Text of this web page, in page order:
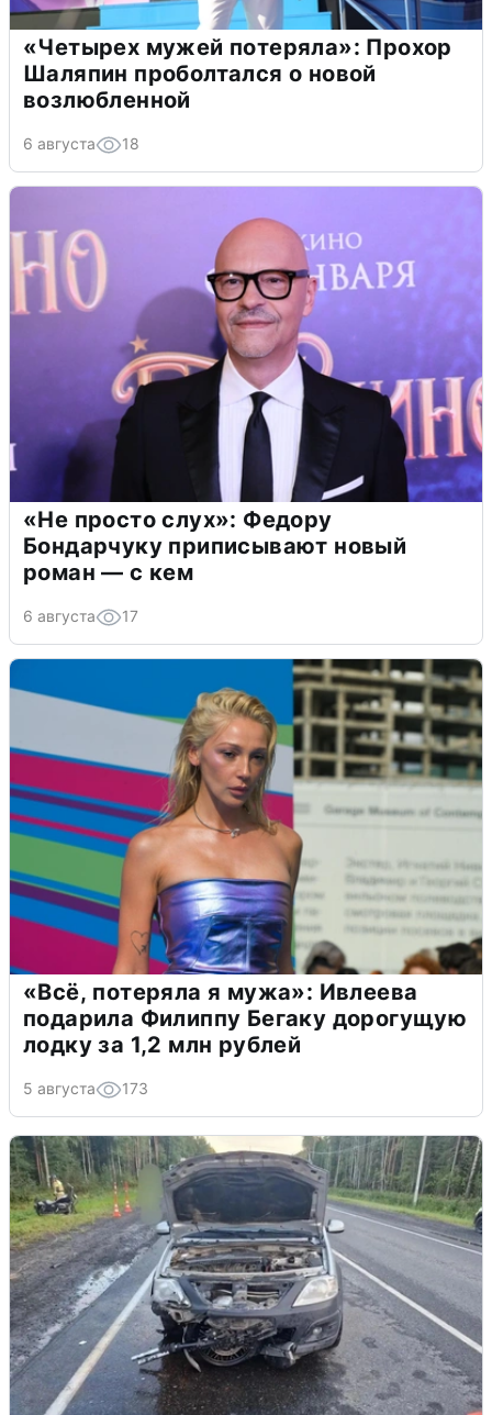
«Четырех мужей потеряла»: Прохор
Шаляпин проболтался о новой
возлюбленной
6 августа 18
«Не просто слух»: Федору
Бондарчуку приписывают новый
роман — с кем
6 августа 17
«Всё, потеряла я мужа»: Ивлеева
подарила Филиппу Бегаку дорогущую
лодку за 1,2 млн рублей
5 августа 173